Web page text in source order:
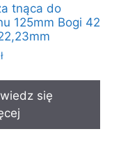
tnąca do
125mm Bogi 42
się